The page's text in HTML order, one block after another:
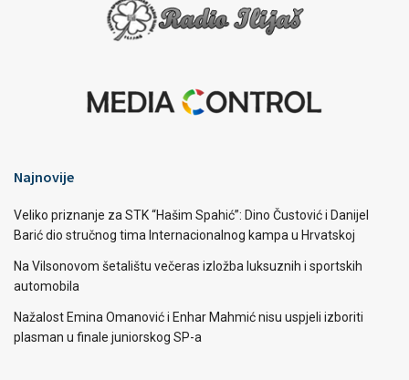
Najnovije
Veliko priznanje za STK “Hašim Spahić”: Dino Čustović i Danijel
Barić dio stručnog tima Internacionalnog kampa u Hrvatskoj
Na Vilsonovom šetalištu večeras izložba luksuznih i sportskih
automobila
Nažalost Emina Omanović i Enhar Mahmić nisu uspjeli izboriti
plasman u finale juniorskog SP-a